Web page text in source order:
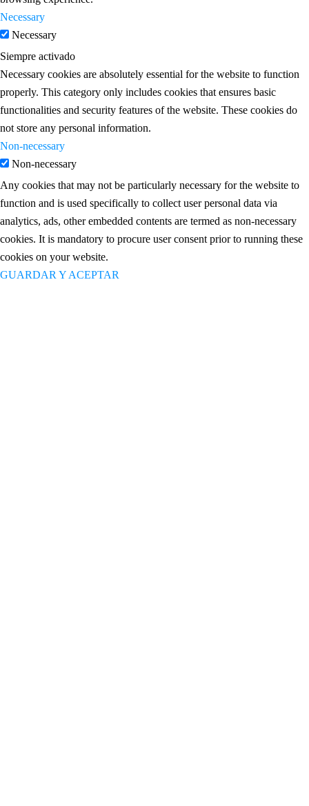
Necessary
Necessary
Siempre activado
Necessary cookies are absolutely essential for the website to function
properly. This category only includes cookies that ensures basic
functionalities and security features of the website. These cookies do
not store any personal information.
Non-necessary
Non-necessary
Any cookies that may not be particularly necessary for the website to
function and is used specifically to collect user personal data via
analytics, ads, other embedded contents are termed as non-necessary
cookies. It is mandatory to procure user consent prior to running these
cookies on your website.
GUARDAR Y ACEPTAR